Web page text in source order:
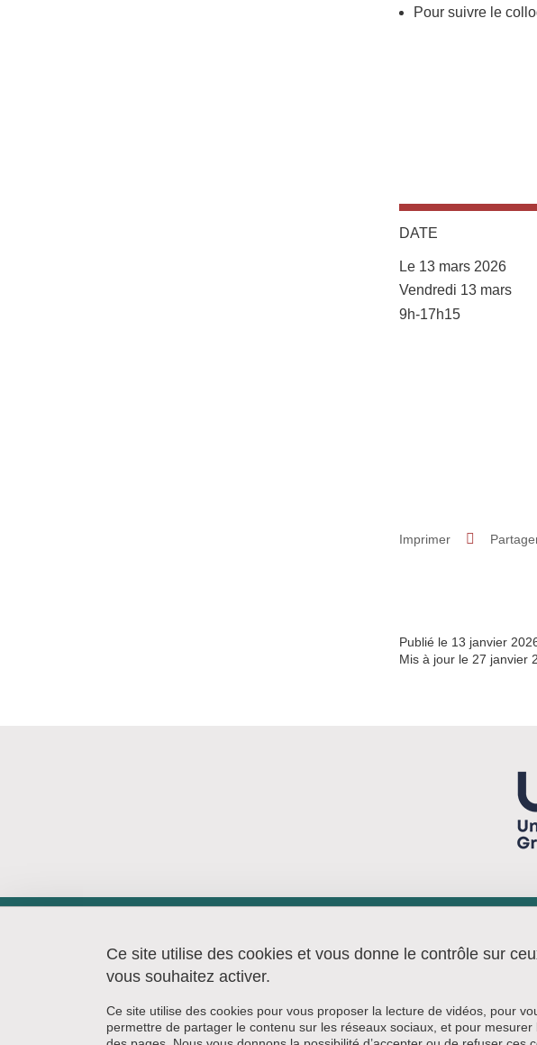
Pour suivre le
DATE
Le 13 mars 2026
Complément date
Vendredi 13 mars
9h-17h15
Imprimer
Publié le 13 janvier
Mis à jour le 27 janvier
(CRJ)
AILE B Faculté de droit
1133, rue des Résidences
Menu
Plan du site
Données
Ce site utilise des cookies et vous donne le contrôle sur
vous souhaitez activer.
Ce site utilise des cookies pour vous proposer la lecture de vidéos, pour
permettre de partager le contenu sur les réseaux sociaux, et pour mesurer